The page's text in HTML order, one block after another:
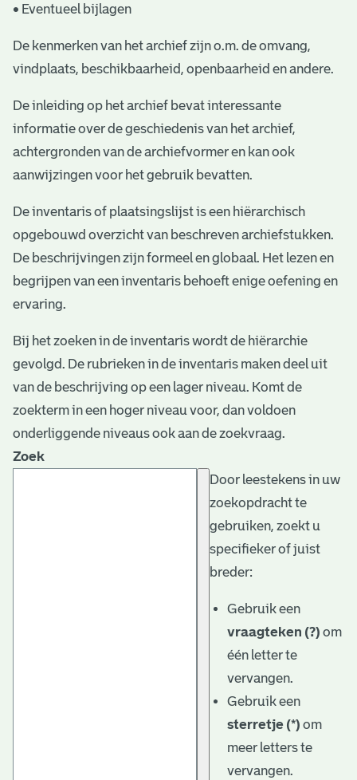
h
e
v
e
• Eventueel bijlagen
De kenmerken van het archief zijn o.m. de omvang,
vindplaats, beschikbaarheid, openbaarheid en andere.
De inleiding op het archief bevat interessante
informatie over de geschiedenis van het archief,
achtergronden van de archiefvormer en kan ook
aanwijzingen voor het gebruik bevatten.
De inventaris of plaatsingslijst is een hiërarchisch
opgebouwd overzicht van beschreven archiefstukken.
De beschrijvingen zijn formeel en globaal. Het lezen en
begrijpen van een inventaris behoeft enige oefening en
ervaring.
Bij het zoeken in de inventaris wordt de hiërarchie
gevolgd. De rubrieken in de inventaris maken deel uit
van de beschrijving op een lager niveau. Komt de
zoekterm in een hoger niveau voor, dan voldoen
onderliggende niveaus ook aan de zoekvraag.
Zoek
Door leestekens in uw
zoekopdracht te
gebruiken, zoekt u
specifieker of juist
breder:
Gebruik een
vraagteken (?) om
één letter te
vervangen.
Gebruik een
sterretje (*) om
meer letters te
vervangen.